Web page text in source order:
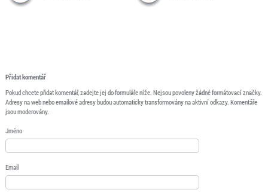
Přidat komentář
Pokud chcete přidat komentář, zadejte jej do formuláře níže. Nejsou povoleny žádné formátovací značky.
Adresy na web nebo emailové adresy budou automaticky transformovány na aktivní odkazy. Komentáře
jsou moderovány.
Jméno
Email